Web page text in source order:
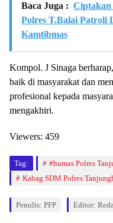
Baca Juga : Ciptakan
Polres T.Balai Patroli
Kamtibmas
Kompol. J Sinaga
baik di masyarakat dan
profesional kepada
mengakhiri.
Viewers: 459
Tag:
#humas Polres
Kabag SDM Polres
Penulis: PFP Editor: